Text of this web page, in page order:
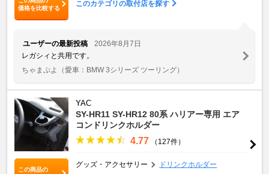
価格を比較する
このカテゴリの取付店を探す
ユーザーの最新投稿
2026年8月7日
レガシィと共用です。
ちゃまぷよ
（愛車：BMW 3シリーズ ツーリング）
この商品の
YAC
SY-HR11 SY-HR12 80系 ハリアー専用 エア
コンドリンクホルダー
4.77 （127件）
グッズ・アクセサリー ドリンクホルダー